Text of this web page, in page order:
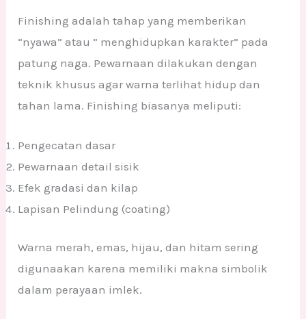
Finishing adalah tahap yang memberikan
“nyawa” atau ” menghidupkan karakter” pada
patung naga. Pewarnaan dilakukan dengan
teknik khusus agar warna terlihat hidup dan
tahan lama. Finishing biasanya meliputi:
Pengecatan dasar
Pewarnaan detail sisik
Efek gradasi dan kilap
Lapisan Pelindung (coating)
Warna merah, emas, hijau, dan hitam sering
digunaakan karena memiliki makna simbolik
dalam perayaan imlek.